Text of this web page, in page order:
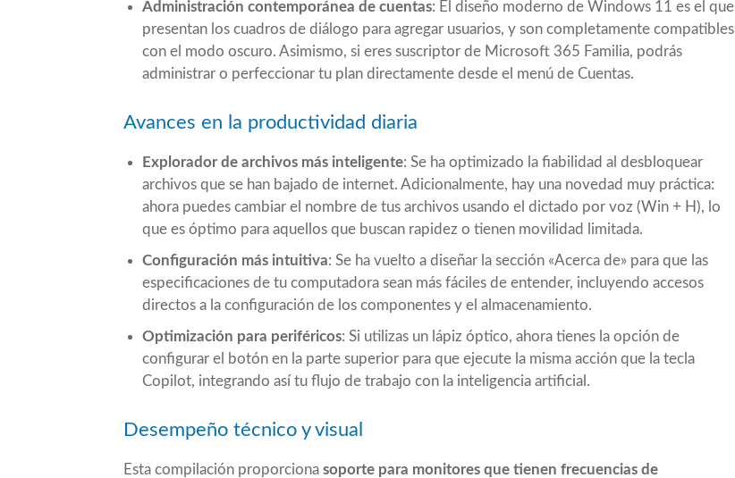
Administración contemporánea de cuentas: El diseño moderno de Windows 11 es el que
presentan los cuadros de diálogo para agregar usuarios, y son completamente compatibles
con el modo oscuro. Asimismo, si eres suscriptor de Microsoft 365 Familia, podrás
administrar o perfeccionar tu plan directamente desde el menú de Cuentas.
Avances en la productividad diaria
Explorador de archivos más inteligente: Se ha optimizado la fiabilidad al desbloquear
archivos que se han bajado de internet. Adicionalmente, hay una novedad muy práctica:
ahora puedes cambiar el nombre de tus archivos usando el dictado por voz (Win + H), lo
que es óptimo para aquellos que buscan rapidez o tienen movilidad limitada.
Configuración más intuitiva: Se ha vuelto a diseñar la sección «Acerca de» para que las
especificaciones de tu computadora sean más fáciles de entender, incluyendo accesos
directos a la configuración de los componentes y el almacenamiento.
Optimización para periféricos: Si utilizas un lápiz óptico, ahora tienes la opción de
configurar el botón en la parte superior para que ejecute la misma acción que la tecla
Copilot, integrando así tu flujo de trabajo con la inteligencia artificial.
Desempeño técnico y visual
Esta compilación proporciona soporte para monitores que tienen frecuencias de